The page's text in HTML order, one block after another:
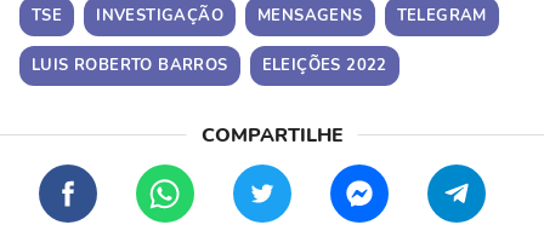
TSE INVESTIGAÇÃO MENSAGENS TELEGRAM
LUIS ROBERTO BARROS ELEIÇÕES 2022